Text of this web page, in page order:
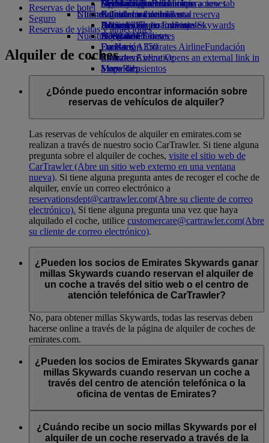
Opens an external link in a new tab
Bebidas
Nuestra flota
Boeing 777
A380 de Emirates
Emirates A350
Emirates Executive
Mapa de asientos
Diversión para los niños
Juguetes infantiles
Actividades para niños
Sostenibilidad en las operaciones
Política medioambiental
Informes medioambientales
Nuestras comunidades
Fundación Emirates AirlineFundación
Emirates Airline Opens an external link in
a new tab
Patrocinios
De Madrid a Dubái
Últimos destinos
Helsinki
Hangzhou
Da Nang
Shenzhen
Siem Riep
Skywards Rail
Calculadora de millas
Inicie sesión en Emirates Skywards
Skywards+
Móvil y app de Emirates
Cancelar o cambiar una reserva
Alteraciones en los viajes
Acerca de Emirates
Reservas de hotel
Seguro
Reservas de visitas y atracciones
Alquiler de coches
¿Dónde puedo encontrar información sobre
reservas de vehículos de alquiler?
Las reservas de vehículos de alquiler en emirates.com se
realizan a través de nuestro socio CarTrawler. Si tiene alguna
pregunta sobre el alquiler de coches, visite el sitio web de
CarTrawler(Abre un sitio web externo en una ventana
nueva). Si tiene alguna pregunta antes de recoger el coche de
alquiler, envíe un correo electrónico a
reservationsdept@cartrawler.com(Abre su cliente de correo
electrónico). Si tiene alguna pregunta una vez que haya
alquilado el coche, utilice customercare@cartrawler.com(Abre
su cliente de correo electrónico).
¿Pueden los socios de Emirates Skywards ganar
millas Skywards cuando reservan el alquiler de
un coche a través del sitio web o el centro de
atención telefónica de CarTrawler?
No, para obtener millas Skywards, todas las reservas deben
hacerse online a través de la página de alquiler de coches de
emirates.com.
¿Pueden los socios de Emirates Skywards ganar
millas Skywards cuando reservan un coche a
través del centro de atención telefónica o la
oficina de ventas de Emirates?
hacerse online a través de la página de alquiler de coches de
emirates.com.
¿Cuándo recibe un socio millas Skywards por el
alquiler de un coche reservado a través de la